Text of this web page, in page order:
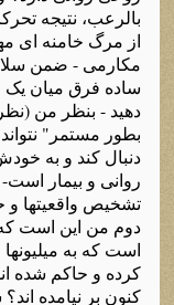
بالرعب، نتیجه
مکارمی - ضمن
ساده فرق میان یک
دهید - بنظر من
بطور مستمر"
دنبال کند و به
روانی و بیمار است-
تشخیص واقعیتها و
دوم من این است که
است که به
کرده و حاکم شده
کنون بر نیامده